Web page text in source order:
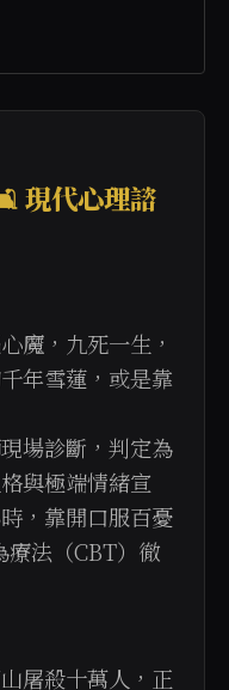
現代心理諮
魔，九死一生，
年雪蓮，或是靠
場診斷，判定為
與極端情緒宣
，靠開口服百憂
法（CBT）徹
屠殺十萬人，正